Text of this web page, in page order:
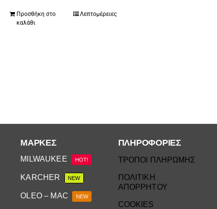
Προσθήκη στο
καλάθι
Λεπτομέρειες
ΜΆΡΚΕΣ
MILWAUKEE HOT!
KARCHER NEW
OLEO – MAC NEW
ΠΛΗΡΟΦΟΡΙΕΣ
ΤΡΟΠΟΙ ΠΛΗΡΩΜΗΣ
ΠΟΛΙΤΙΚΗ
ΑΠΟΡΡΗΤΟΥ
COOKIES